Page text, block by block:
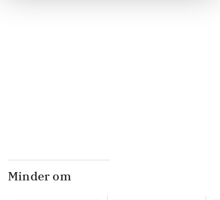
Minder om